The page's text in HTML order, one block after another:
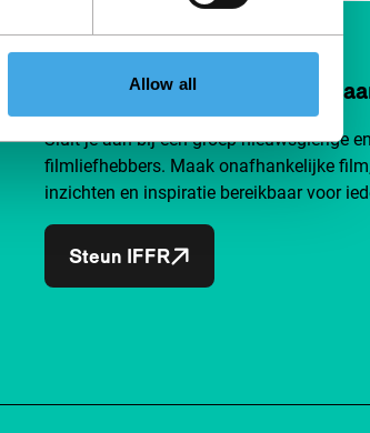
Allow all
Steun IFFR al vanaf €4 per
Sluit je aan bij een groep nieuwsgierige
filmliefhebbers. Maak onafhankelijke
inzichten en inspiratie bereikbaar voor
Steun IFFR